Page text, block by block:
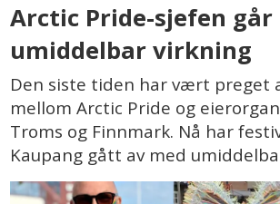
Arctic Pride-sjefen går
umiddelbar virkning
Den siste tiden har vært preget
mellom Arctic Pride og
Troms og Finnmark. Nå har
Kaupang gått av med